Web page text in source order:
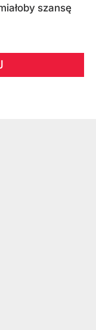
szansę